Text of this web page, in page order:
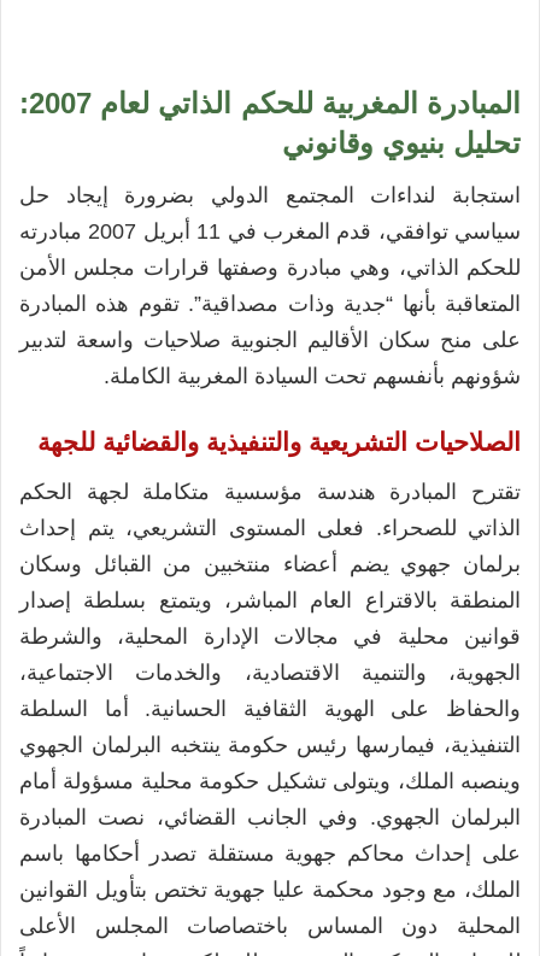
المبادرة المغربية للحكم الذاتي لعام 2007:
تحليل بنيوي وقانوني
استجابة لنداءات المجتمع الدولي بضرورة إيجاد حل
سياسي توافقي، قدم المغرب في 11 أبريل 2007 مبادرته
للحكم الذاتي، وهي مبادرة وصفتها قرارات مجلس الأمن
المتعاقبة بأنها “جدية وذات مصداقية”. تقوم هذه المبادرة
على منح سكان الأقاليم الجنوبية صلاحيات واسعة لتدبير
شؤونهم بأنفسهم تحت السيادة المغربية الكاملة.
الصلاحيات التشريعية والتنفيذية والقضائية للجهة
تقترح المبادرة هندسة مؤسسية متكاملة لجهة الحكم
الذاتي للصحراء. فعلى المستوى التشريعي، يتم إحداث
برلمان جهوي يضم أعضاء منتخبين من القبائل وسكان
المنطقة بالاقتراع العام المباشر، ويتمتع بسلطة إصدار
قوانين محلية في مجالات الإدارة المحلية، والشرطة
الجهوية، والتنمية الاقتصادية، والخدمات الاجتماعية،
والحفاظ على الهوية الثقافية الحسانية. أما السلطة
التنفيذية، فيمارسها رئيس حكومة ينتخبه البرلمان الجهوي
وينصبه الملك، ويتولى تشكيل حكومة محلية مسؤولة أمام
البرلمان الجهوي. وفي الجانب القضائي، نصت المبادرة
على إحداث محاكم جهوية مستقلة تصدر أحكامها باسم
الملك، مع وجود محكمة عليا جهوية تختص بتأويل القوانين
المحلية دون المساس باختصاصات المجلس الأعلى